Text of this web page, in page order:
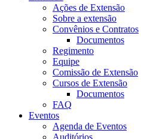
Ações de Extensão
Sobre a extensão
Convênios e Contratos
Documentos
Regimento
Equipe
Comissão de Extensão
Cursos de Extensão
Documentos
FAQ
Eventos
Agenda de Eventos
Auditórios